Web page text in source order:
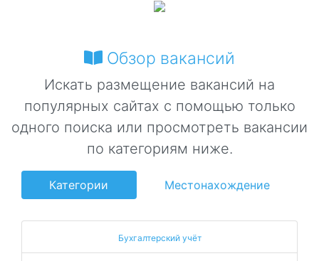
Обзор вакансий
Искать размещение вакансий на
популярных сайтах с помощью только
одного поиска или просмотреть вакансии
по категориям ниже.
Категории Местонахождение
Бухгалтерский учёт